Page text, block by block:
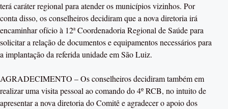
terá caráter regional para atender os municípios vizinhos. Por
conta disso, os conselheiros decidiram que a nova diretoria irá
encaminhar ofício à 12ª Coordenadoria Regional de Saúde para
solicitar a relação de documentos e equipamentos necessários para
a implantação da referida unidade em São Luiz.
AGRADECIMENTO – Os conselheiros decidiram também em
realizar uma visita pessoal ao comando do 4º RCB, no intuito de
apresentar a nova diretoria do Comitê e agradecer o apoio dos